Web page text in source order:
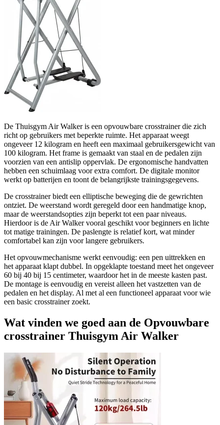
De Thuisgym Air Walker is een opvouwbare crosstrainer die zich
richt op gebruikers met beperkte ruimte. Het apparaat weegt
ongeveer 12 kilogram en heeft een maximaal gebruikersgewicht van
100 kilogram. Het frame is gemaakt van staal en de pedalen zijn
voorzien van een antislip oppervlak. De ergonomische handvatten
hebben een schuimlaag voor extra comfort. De digitale monitor
werkt op batterijen en toont de belangrijkste trainingsgegevens.
De crosstrainer biedt een elliptische beweging die de gewrichten
ontziet. De weerstand wordt geregeld door een handmatige knop,
maar de weerstandsopties zijn beperkt tot een paar niveaus.
Hierdoor is de Air Walker vooral geschikt voor beginners en lichte
tot matige trainingen. De paslengte is relatief kort, wat minder
comfortabel kan zijn voor langere gebruikers.
Het opvouwmechanisme werkt eenvoudig: een pen uittrekken en
het apparaat klapt dubbel. In opgeklapte toestand meet het ongeveer
60 bij 40 bij 15 centimeter, waardoor het in de meeste kasten past.
De montage is eenvoudig en vereist alleen het vastzetten van de
pedalen en het display. Al met al een functioneel apparaat voor wie
een basic crosstrainer zoekt.
Wat vinden we goed aan de Opvouwbare
crosstrainer Thuisgym Air Walker